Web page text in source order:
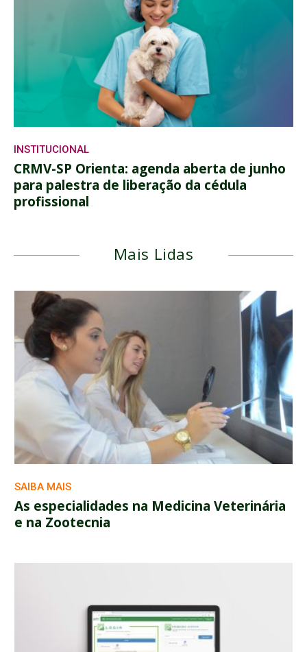
INSTITUCIONAL
CRMV-SP Orienta: agenda aberta de junho
para palestra de liberação da cédula
profissional
Mais Lidas
SAIBA MAIS
As especialidades na Medicina Veterinária
e na Zootecnia